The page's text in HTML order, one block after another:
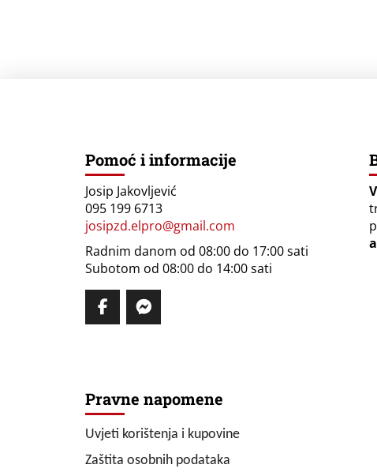
Pomoć i informacije
Josip Jakovljević
095 199 6713
josipzd.elpro@gmail.com
Radnim danom od 08:00 do 17:00 sati
Subotom od 08:00 do 14:00 sati
Pravne napomene
Uvjeti korištenja i kupovine
Zaštita osobnih podataka